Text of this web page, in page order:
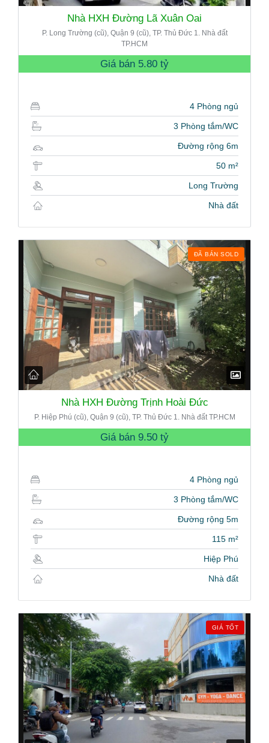
Nhà HXH Đường Lã Xuân Oai
P. Long Trường (cũ), Quận 9 (cũ), TP. Thủ Đức 1. Nhà đất
TP.HCM
Giá bán 5.80 tỷ
4 Phòng ngủ
3 Phòng tắm/WC
Đường rộng 6m
50 m²
Long Trường
Nhà đất
ĐÃ BÁN SOLD
Nhà HXH Đường Trịnh Hoài Đức
P. Hiệp Phú (cũ), Quận 9 (cũ), TP. Thủ Đức 1. Nhà đất TP.HCM
Giá bán 9.50 tỷ
4 Phòng ngủ
3 Phòng tắm/WC
Đường rộng 5m
115 m²
Hiệp Phú
Nhà đất
GIÁ TỐT